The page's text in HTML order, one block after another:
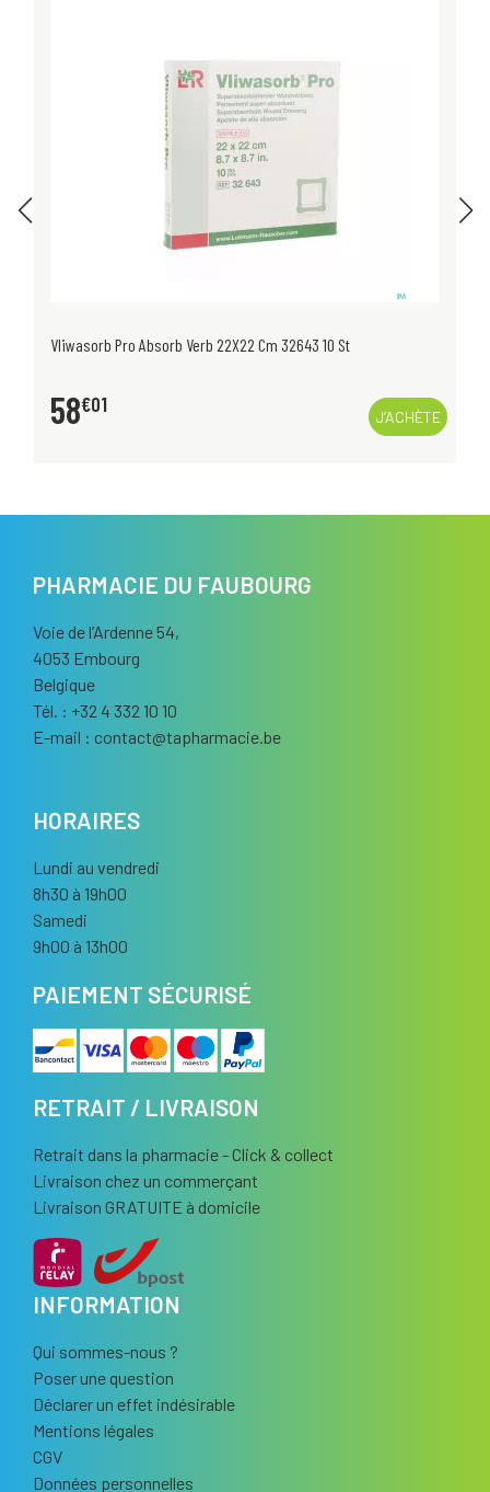
Vliwasorb Pro Absorb Verb 22X22 Cm 32643 10 St
58€01
J’ACHÈTE
PHARMACIE DU FAUBOURG
Voie de l’Ardenne 54,
4053 Embourg
Belgique
Tél. : +32 4 332 10 10
E-mail : contact@tapharmacie.be
HORAIRES
Lundi au vendredi
8h30 à 19h00
Samedi
9h00 à 13h00
PAIEMENT SÉCURISÉ
RETRAIT / LIVRAISON
Retrait dans la pharmacie - Click & collect
Livraison chez un commerçant
Livraison GRATUITE à domicile
INFORMATION
Qui sommes-nous ?
Poser une question
Déclarer un effet indésirable
Mentions légales
CGV
Données personnelles